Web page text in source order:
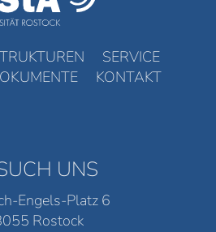
SERVICE
KONTAKT
UNS
Engels-Platz 6
Rostock